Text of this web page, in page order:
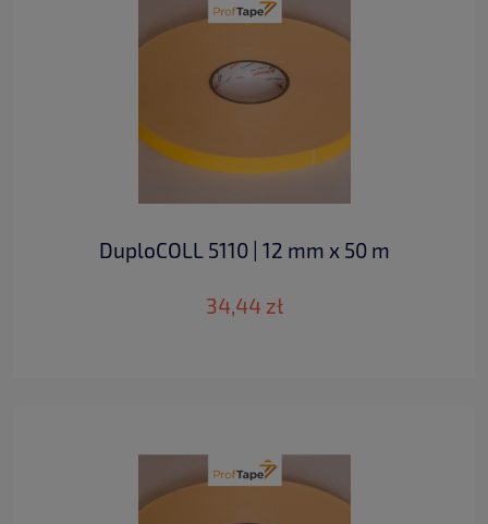
DuploCOLL 5110 | 12 mm x 50 m
34,44 zł